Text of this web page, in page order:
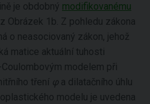
je obdobný modifikovanému
Obrázek 1b. Z pohledu zákona
o neasociovaný zákon, jehož
matice aktuální tuhosti
modelem při
tření φ a dilatačního úhlu
modelu je uvedena